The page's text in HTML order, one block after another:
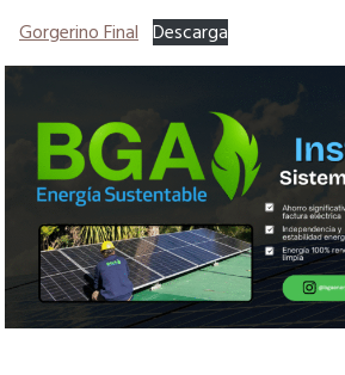
Gorgerino Final Descarga